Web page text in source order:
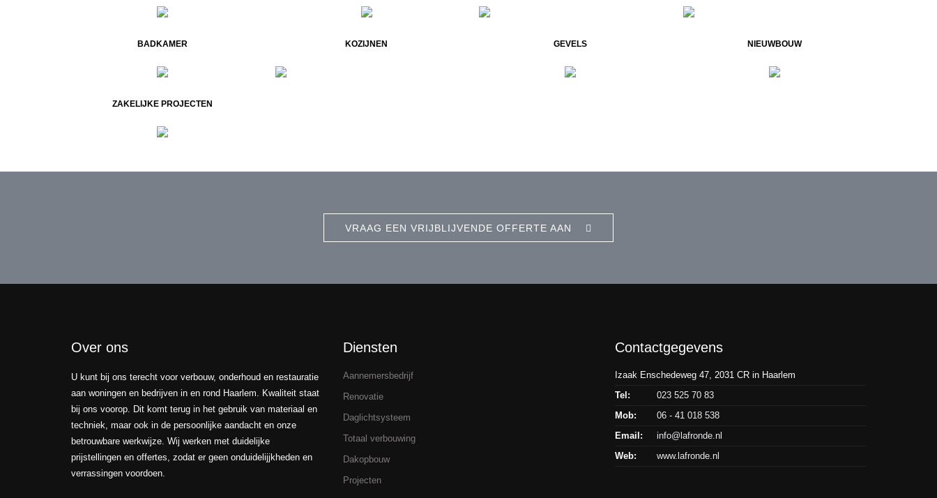
BADKAMER KOZIJNEN GEVELS NIEUWBOUW
ZAKELIJKE PROJECTEN
VRAAG EEN VRIJBLIJVENDE OFFERTE AAN
Over ons
U kunt bij ons terecht voor verbouw, onderhoud en restauratie
aan woningen en bedrijven in en rond Haarlem. Kwaliteit staat
bij ons voorop. Dit komt terug in het gebruik van materiaal en
techniek, maar ook in de persoonlijke aandacht en onze
betrouwbare werkwijze. Wij werken met duidelijke
prijstellingen en offertes, zodat er geen onduidelijjkheden en
verrassingen voordoen.
Diensten
Aannemersbedrijf
Renovatie
Daglichtsysteem
Totaal verbouwing
Dakopbouw
Projecten
Contactgegevens
Izaak Enschedeweg 47, 2031 CR in Haarlem
Tel:
023 525 70 83
Mob:
06 - 41 018 538
Email:
info@lafronde.nl
Web:
www.lafronde.nl